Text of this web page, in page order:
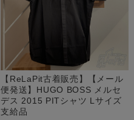
【ReLaPit古着販売】【メール
便発送】HUGO BOSS メルセ
デス 2015 PITシャツ Lサイズ
支給品